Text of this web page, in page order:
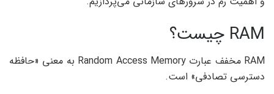
RAM چیست؟
RAM مخفف عبارت Random Access Memory به معنی «حافظه
دسترسی تصادفی» است.